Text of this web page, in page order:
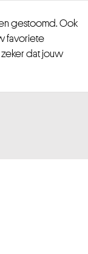
gestoomd. Ook
favoriete
dat jouw